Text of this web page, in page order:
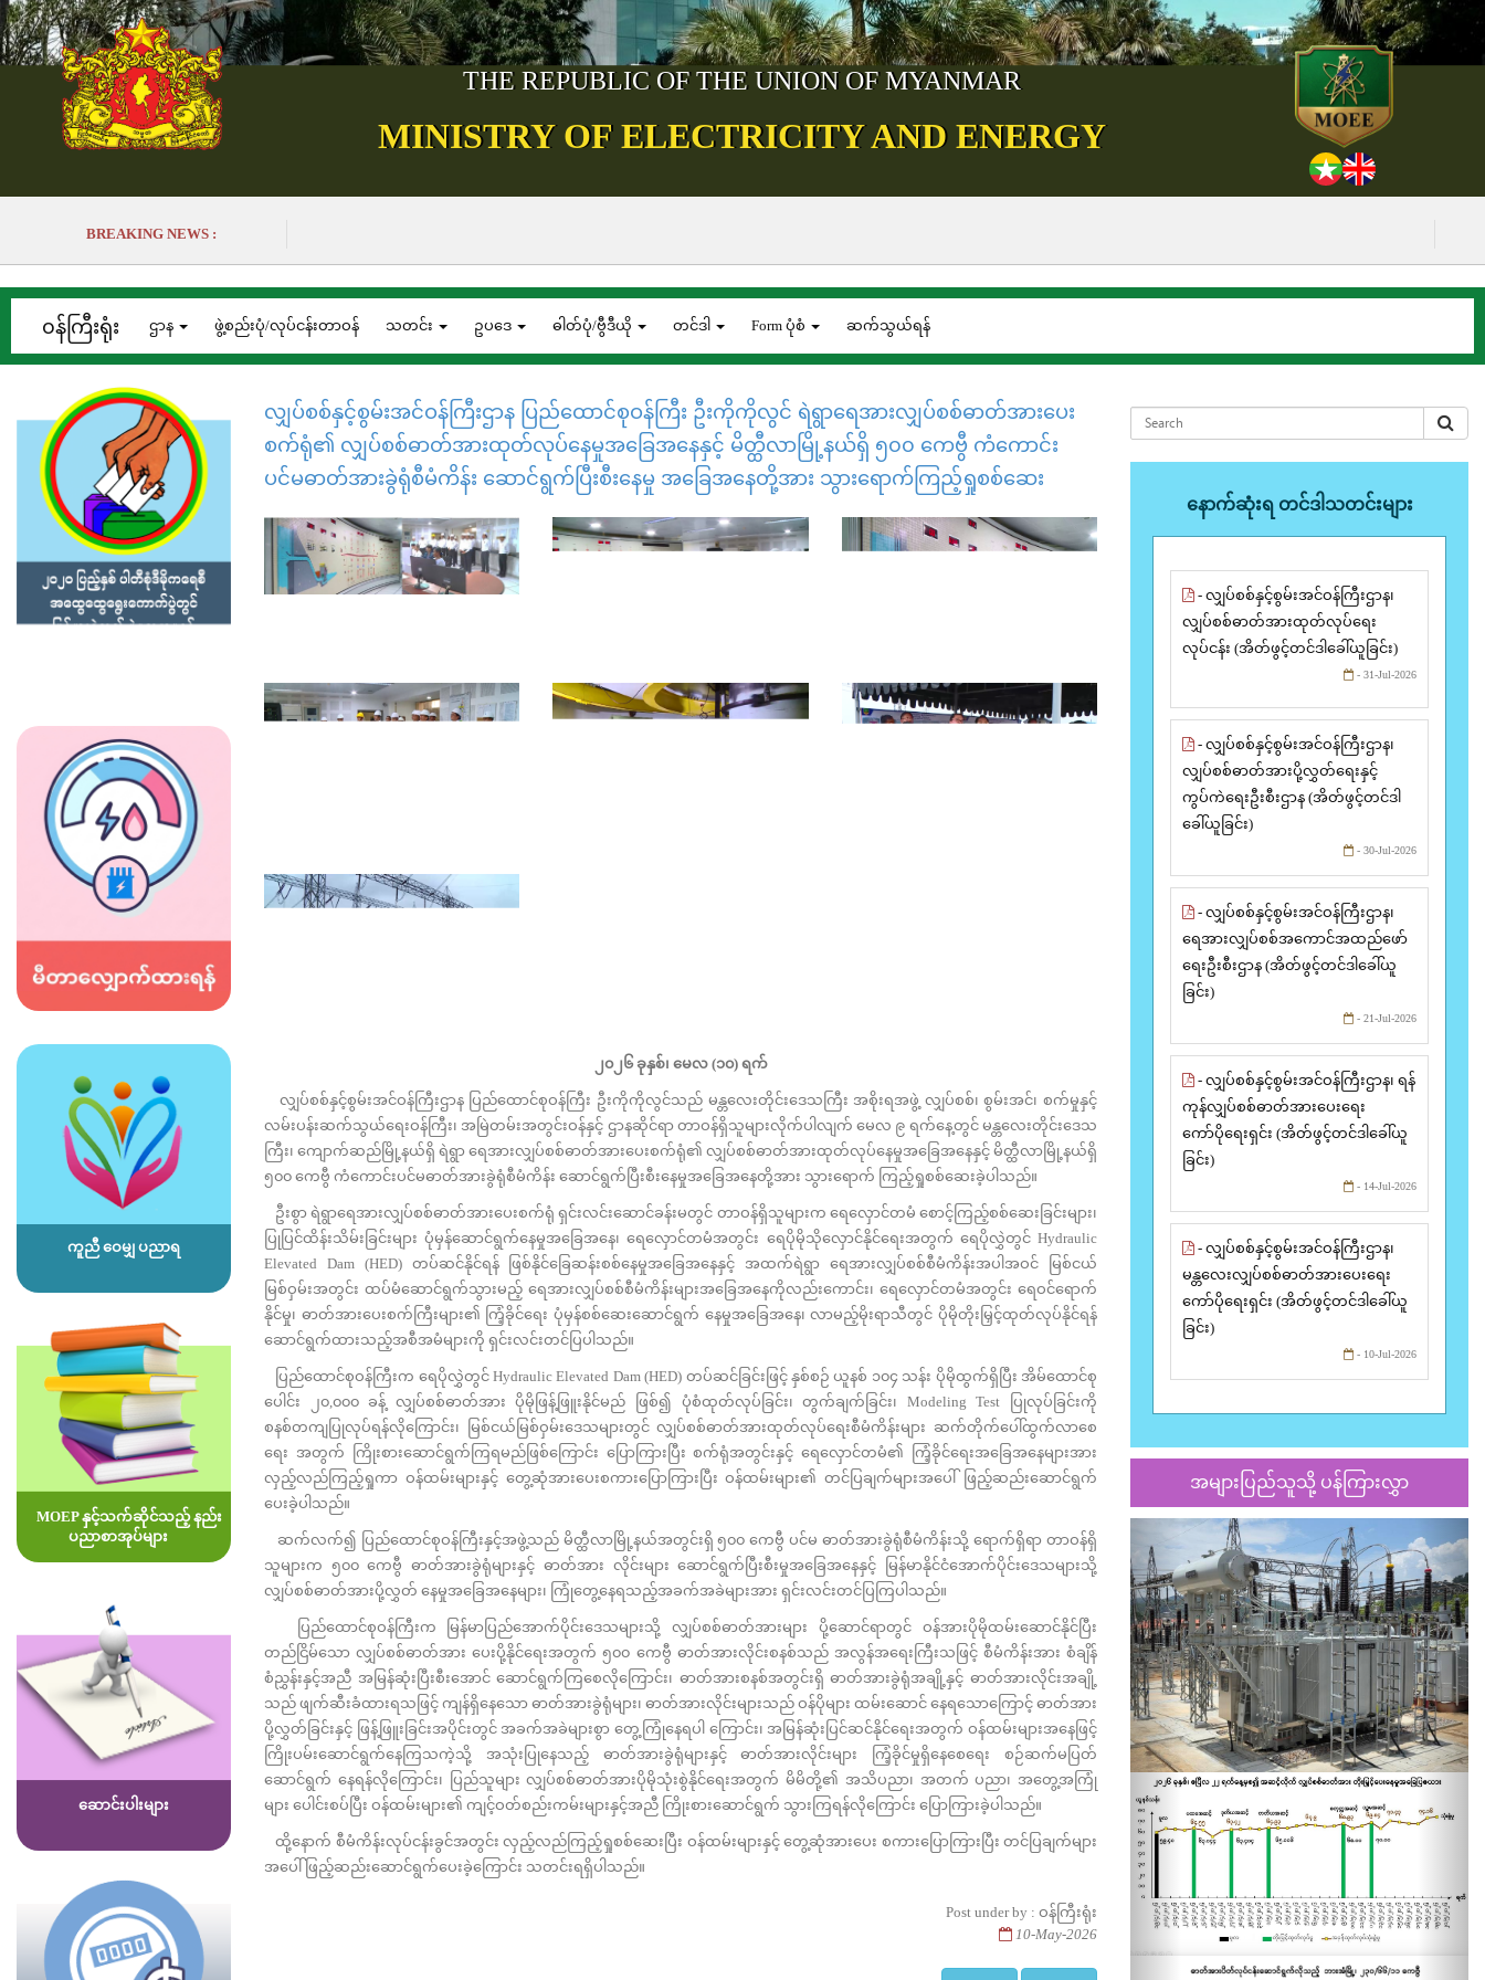
THE REPUBLIC OF THE UNION OF MYANMAR
MINISTRY OF ELECTRICITY AND ENERGY
BREAKING NEWS :
၀န်ကြီးရုံး ဌာန ဖွဲ့စည်းပုံ/လုပ်ငန်းတာဝန် သတင်း ဥပဒေ ဓါတ်ပုံ/ဗွီဒီယို တင်ဒါ Form ပုံစံ ဆက်သွယ်ရန်
ကူညီ ဝေမျှ ပညာရ
MOEP နှင့်သက်ဆိုင်သည့် နည်း
ပညာစာအုပ်များ
ဆောင်းပါးများ
လျှပ်စစ်နှင့်စွမ်းအင်ဝန်ကြီးဌာန ပြည်ထောင်စုဝန်ကြီး ဦးကိုကိုလွင် ရဲရွာရေအားလျှပ်စစ်ဓာတ်အားပေး
စက်ရုံ၏ လျှပ်စစ်ဓာတ်အားထုတ်လုပ်နေမှုအခြေအနေနှင့် မိတ္ထီလာမြို့နယ်ရှိ ၅၀၀ ကေဗွီ ကံကောင်း
ပင်မဓာတ်အားခွဲရုံစီမံကိန်း ဆောင်ရွက်ပြီးစီးနေမှု အခြေအနေတို့အား သွားရောက်ကြည့်ရှုစစ်ဆေး
၂၀၂၆ ခုနှစ်၊ မေလ (၁၀) ရက်
လျှပ်စစ်နှင့်စွမ်းအင်ဝန်ကြီးဌာန ပြည်ထောင်စုဝန်ကြီး ဦးကိုကိုလွင်သည် မန္တလေးတိုင်းဒေသကြီး အစိုးရအဖွဲ့ လျှပ်စစ်၊ စွမ်းအင်၊ စက်မှုနှင့်
လမ်းပန်းဆက်သွယ်ရေးဝန်ကြီး၊ အမြဲတမ်းအတွင်းဝန်နှင့် ဌာနဆိုင်ရာ တာဝန်ရှိသူများလိုက်ပါလျက် မေလ ၉ ရက်နေ့တွင် မန္တလေးတိုင်းဒေသ
ကြီး၊ ကျောက်ဆည်မြို့နယ်ရှိ ရဲရွာ ရေအားလျှပ်စစ်ဓာတ်အားပေးစက်ရုံ၏ လျှပ်စစ်ဓာတ်အားထုတ်လုပ်နေမှုအခြေအနေနှင့် မိတ္ထီလာမြို့နယ်ရှိ
၅၀၀ ကေဗွီ ကံကောင်းပင်မဓာတ်အားခွဲရုံစီမံကိန်း ဆောင်ရွက်ပြီးစီးနေမှုအခြေအနေတို့အား သွားရောက် ကြည့်ရှုစစ်ဆေးခဲ့ပါသည်။
ဦးစွာ ရဲရွာရေအားလျှပ်စစ်ဓာတ်အားပေးစက်ရုံ ရှင်းလင်းဆောင်ခန်းမတွင် တာဝန်ရှိသူများက ရေလှောင်တမံ စောင့်ကြည့်စစ်ဆေးခြင်းများ၊
ပြုပြင်ထိန်းသိမ်းခြင်းများ ပုံမှန်ဆောင်ရွက်နေမှုအခြေအနေ၊ ရေလှောင်တမံအတွင်း ရေပိုမိုသိုလှောင်နိုင်ရေးအတွက် ရေပိုလွှဲတွင် Hydraulic
Elevated Dam (HED) တပ်ဆင်နိုင်ရန် ဖြစ်နိုင်ခြေဆန်းစစ်နေမှုအခြေအနေနှင့် အထက်ရဲရွာ ရေအားလျှပ်စစ်စီမံကိန်းအပါအဝင် မြစ်ငယ်
မြစ်ဝှမ်းအတွင်း ထပ်မံဆောင်ရွက်သွားမည့် ရေအားလျှပ်စစ်စီမံကိန်းများအခြေအနေကိုလည်းကောင်း၊ ရေလှောင်တမံအတွင်း ရေဝင်ရောက်
နိုင်မှု၊ ဓာတ်အားပေးစက်ကြီးများ၏ ကြံ့ခိုင်ရေး ပုံမှန်စစ်ဆေးဆောင်ရွက် နေမှုအခြေအနေ၊ လာမည့်မိုးရာသီတွင် ပိုမိုတိုးမြှင့်ထုတ်လုပ်နိုင်ရန်
ဆောင်ရွက်ထားသည့်အစီအမံများကို ရှင်းလင်းတင်ပြပါသည်။
ပြည်ထောင်စုဝန်ကြီးက ရေပိုလွှဲတွင် Hydraulic Elevated Dam (HED) တပ်ဆင်ခြင်းဖြင့် နှစ်စဉ် ယူနစ် ၁၀၄ သန်း ပိုမိုထွက်ရှိပြီး အိမ်ထောင်စု
ပေါင်း ၂၀,၀၀၀ ခန့် လျှပ်စစ်ဓာတ်အား ပိုမိုဖြန့်ဖြူးနိုင်မည် ဖြစ်၍ ပုံစံထုတ်လုပ်ခြင်း၊ တွက်ချက်ခြင်း၊ Modeling Test ပြုလုပ်ခြင်းကို
စနစ်တကျပြုလုပ်ရန်လိုကြောင်း၊ မြစ်ငယ်မြစ်ဝှမ်းဒေသများတွင် လျှပ်စစ်ဓာတ်အားထုတ်လုပ်ရေးစီမံကိန်းများ ဆက်တိုက်ပေါ်ထွက်လာစေ
ရေး အတွက် ကြိုးစားဆောင်ရွက်ကြရမည်ဖြစ်ကြောင်း ပြောကြားပြီး စက်ရုံအတွင်းနှင့် ရေလှောင်တမံ၏ ကြံ့ခိုင်ရေးအခြေအနေများအား
လှည့်လည်ကြည့်ရှုကာ ဝန်ထမ်းများနှင့် တွေ့ဆုံအားပေးစကားပြောကြားပြီး ဝန်ထမ်းများ၏ တင်ပြချက်များအပေါ် ဖြည့်ဆည်းဆောင်ရွက်
ပေးခဲ့ပါသည်။
ဆက်လက်၍ ပြည်ထောင်စုဝန်ကြီးနှင့်အဖွဲ့သည် မိတ္ထီလာမြို့နယ်အတွင်းရှိ ၅၀၀ ကေဗွီ ပင်မ ဓာတ်အားခွဲရုံစီမံကိန်းသို့ ရောက်ရှိရာ တာဝန်ရှိ
သူများက ၅၀၀ ကေဗွီ ဓာတ်အားခွဲရုံများနှင့် ဓာတ်အား လိုင်းများ ဆောင်ရွက်ပြီးစီးမှုအခြေအနေနှင့် မြန်မာနိုင်ငံအောက်ပိုင်းဒေသများသို့
လျှပ်စစ်ဓာတ်အားပို့လွှတ် နေမှုအခြေအနေများ၊ ကြုံတွေ့နေရသည့်အခက်အခဲများအား ရှင်းလင်းတင်ပြကြပါသည်။
ပြည်ထောင်စုဝန်ကြီးက မြန်မာပြည်အောက်ပိုင်းဒေသများသို့ လျှပ်စစ်ဓာတ်အားများ ပို့ဆောင်ရာတွင် ဝန်အားပိုမိုထမ်းဆောင်နိုင်ပြီး
တည်ငြိမ်သော လျှပ်စစ်ဓာတ်အား ပေးပို့နိုင်ရေးအတွက် ၅၀၀ ကေဗွီ ဓာတ်အားလိုင်းစနစ်သည် အလွန်အရေးကြီးသဖြင့် စီမံကိန်းအား စံချိန်
စံညွှန်းနှင့်အညီ အမြန်ဆုံးပြီးစီးအောင် ဆောင်ရွက်ကြစေလိုကြောင်း၊ ဓာတ်အားစနစ်အတွင်းရှိ ဓာတ်အားခွဲရုံအချို့နှင့် ဓာတ်အားလိုင်းအချို့
သည် ဖျက်ဆီးခံထားရသဖြင့် ကျန်ရှိနေသော ဓာတ်အားခွဲရုံများ၊ ဓာတ်အားလိုင်းများသည် ဝန်ပိုများ ထမ်းဆောင် နေရသောကြောင့် ဓာတ်အား
ပို့လွှတ်ခြင်းနှင့် ဖြန့်ဖြူးခြင်းအပိုင်းတွင် အခက်အခဲများစွာ တွေ့ကြုံနေရပါ ကြောင်း၊ အမြန်ဆုံးပြင်ဆင်နိုင်ရေးအတွက် ဝန်ထမ်းများအနေဖြင့်
ကြိုးပမ်းဆောင်ရွက်နေကြသကဲ့သို့ အသုံးပြုနေသည့် ဓာတ်အားခွဲရုံများနှင့် ဓာတ်အားလိုင်းများ ကြံ့ခိုင်မှုရှိနေစေရေး စဉ်ဆက်မပြတ်
ဆောင်ရွက် နေရန်လိုကြောင်း၊ ပြည်သူများ လျှပ်စစ်ဓာတ်အားပိုမိုသုံးစွဲနိုင်ရေးအတွက် မိမိတို့၏ အသိပညာ၊ အတက် ပညာ၊ အတွေ့အကြုံ
များ ပေါင်းစပ်ပြီး ဝန်ထမ်းများ၏ ကျင့်ဝတ်စည်းကမ်းများနှင့်အညီ ကြိုးစားဆောင်ရွက် သွားကြရန်လိုကြောင်း ပြောကြားခဲ့ပါသည်။
ထို့နောက် စီမံကိန်းလုပ်ငန်းခွင်အတွင်း လှည့်လည်ကြည့်ရှုစစ်ဆေးပြီး ဝန်ထမ်းများနှင့် တွေ့ဆုံအားပေး စကားပြောကြားပြီး တင်ပြချက်များ
အပေါ် ဖြည့်ဆည်းဆောင်ရွက်ပေးခဲ့ကြောင်း သတင်းရရှိပါသည်။
Post under by : ဝန်ကြီးရုံး
10-May-2026
နောက်ဆုံးရ တင်ဒါသတင်းများ
- လျှပ်စစ်နှင့်စွမ်းအင်ဝန်ကြီးဌာန၊
လျှပ်စစ်ဓာတ်အားထုတ်လုပ်ရေး
လုပ်ငန်း (အိတ်ဖွင့်တင်ဒါခေါ်ယူခြင်း)
- 31-Jul-2026
- လျှပ်စစ်နှင့်စွမ်းအင်ဝန်ကြီးဌာန၊
လျှပ်စစ်ဓာတ်အားပို့လွှတ်ရေးနှင့်
ကွပ်ကဲရေးဦးစီးဌာန (အိတ်ဖွင့်တင်ဒါ
ခေါ်ယူခြင်း)
- 30-Jul-2026
- လျှပ်စစ်နှင့်စွမ်းအင်ဝန်ကြီးဌာန၊
ရေအားလျှပ်စစ်အကောင်အထည်ဖော်
ရေးဦးစီးဌာန (အိတ်ဖွင့်တင်ဒါခေါ်ယူ
ခြင်း)
- 21-Jul-2026
- လျှပ်စစ်နှင့်စွမ်းအင်ဝန်ကြီးဌာန၊ ရန်
ကုန်လျှပ်စစ်ဓာတ်အားပေးရေး
ကော်ပိုရေးရှင်း (အိတ်ဖွင့်တင်ဒါခေါ်ယူ
ခြင်း)
- 14-Jul-2026
- လျှပ်စစ်နှင့်စွမ်းအင်ဝန်ကြီးဌာန၊
မန္တလေးလျှပ်စစ်ဓာတ်အားပေးရေး
ကော်ပိုရေးရှင်း (အိတ်ဖွင့်တင်ဒါခေါ်ယူ
ခြင်း)
- 10-Jul-2026
အများပြည်သူသို့ ပန်ကြားလွှာ
Previous Next